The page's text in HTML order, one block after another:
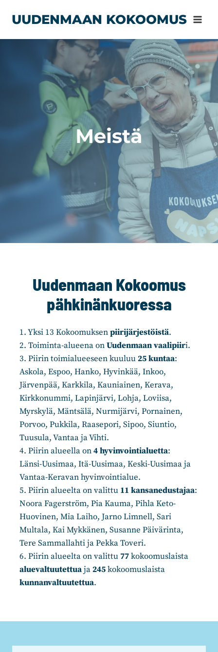
sisältöön
UUDENMAAN KOKOOMUS
Meistä
Uudenmaan Kokoomus
pähkinänkuoressa
1. Yksi 13 Kokoomuksenpiirijärjestöistä.
2. Toiminta-alueena onUudenmaan vaalipiiri.
3. Piirin toimialueeseen kuuluu25 kuntaa:
Askola, Espoo, Hanko, Hyvinkää, Inkoo,
Järvenpää, Karkkila, Kauniainen, Kerava,
Kirkkonummi, Lapinjärvi, Lohja, Loviisa,
Myrskylä, Mäntsälä, Nurmijärvi, Pornainen,
Porvoo, Pukkila, Raasepori, Sipoo, Siuntio,
Tuusula, Vantaa ja Vihti.
4. Piirin alueella on4 hyvinvointialuetta:
Länsi-Uusimaa, Itä-Uusimaa, Keski-Uusimaa ja
Vantaa-Keravan hyvinvointialue.
5. Piirin alueelta on valittu 11 kansanedustajaa:
Noora Fagerström, Pia Kauma, Pihla Keto-
Huovinen, Mia Laiho, Jarno Limnell, Sari
Multala, Kai Mykkänen, Susanne Päivärinta,
Tere Sammallahti ja Pekka Toveri.
6. Piirin alueelta on valittu77kokoomuslaista
aluevaltuutettuaja245kokoomuslaista
kunnanvaltuutettua.